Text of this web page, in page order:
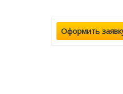
Оформить